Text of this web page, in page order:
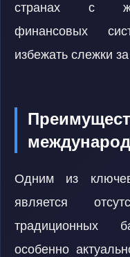
странах с
финансовых
избежать слежки
Одним из
является
традиционных
особенно